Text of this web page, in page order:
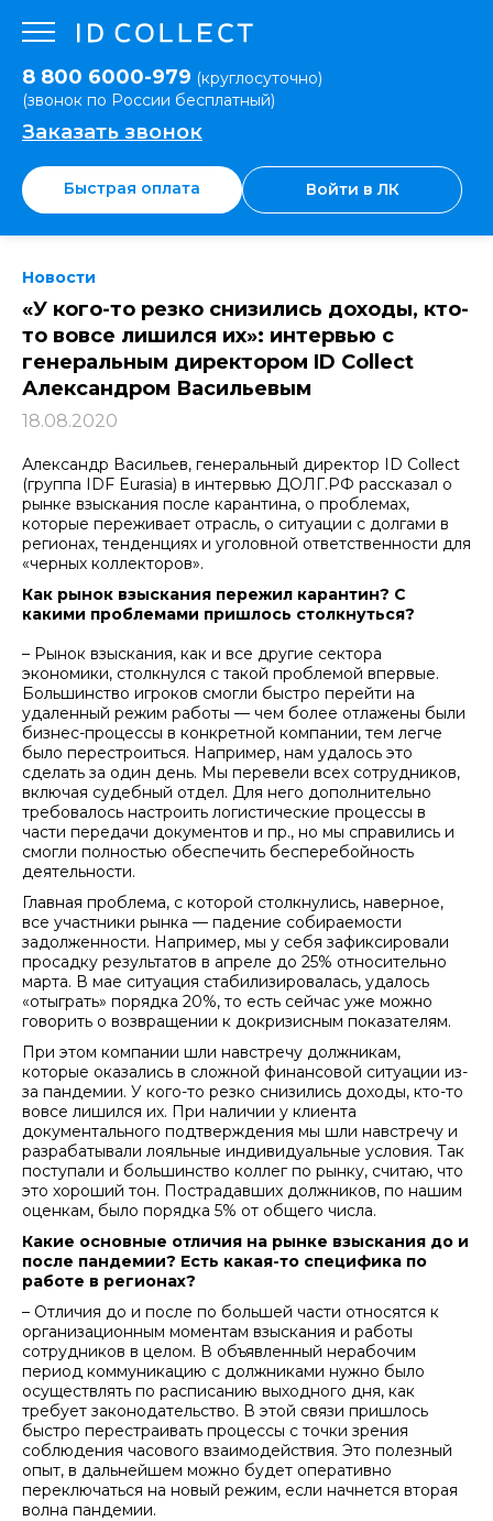
8 800 6000-979 (круглосуточно)
(звонок по России бесплатный)
Заказать звонок
Быстрая оплата Войти в ЛК
Новости
«У кого-то резко снизились доходы, кто-
то вовсе лишился их»: интервью с
генеральным директором ID Collect
Александром Васильевым
18.08.2020
Александр Васильев, генеральный директор ID Collect
(группа IDF Eurasia) в интервью ДОЛГ.РФ рассказал о
рынке взыскания после карантина, о проблемах,
которые переживает отрасль, о ситуации с долгами в
регионах, тенденциях и уголовной ответственности для
«черных коллекторов».
Как рынок взыскания пережил карантин? С
какими проблемами пришлось столкнуться?
– Рынок взыскания, как и все другие сектора
экономики, столкнулся с такой проблемой впервые.
Большинство игроков смогли быстро перейти на
удаленный режим работы — чем более отлажены были
бизнес-процессы в конкретной компании, тем легче
было перестроиться. Например, нам удалось это
сделать за один день. Мы перевели всех сотрудников,
включая судебный отдел. Для него дополнительно
требовалось настроить логистические процессы в
части передачи документов и пр., но мы справились и
смогли полностью обеспечить бесперебойность
деятельности.
Главная проблема, с которой столкнулись, наверное,
все участники рынка — падение собираемости
задолженности. Например, мы у себя зафиксировали
просадку результатов в апреле до 25% относительно
марта. В мае ситуация стабилизировалась, удалось
«отыграть» порядка 20%, то есть сейчас уже можно
говорить о возвращении к докризисным показателям.
При этом компании шли навстречу должникам,
которые оказались в сложной финансовой ситуации из-
за пандемии. У кого-то резко снизились доходы, кто-то
вовсе лишился их. При наличии у клиента
документального подтверждения мы шли навстречу и
разрабатывали лояльные индивидуальные условия. Так
поступали и большинство коллег по рынку, считаю, что
это хороший тон. Пострадавших должников, по нашим
оценкам, было порядка 5% от общего числа.
Какие основные отличия на рынке взыскания до и
после пандемии? Есть какая-то специфика по
работе в регионах?
– Отличия до и после по большей части относятся к
организационным моментам взыскания и работы
сотрудников в целом. В объявленный нерабочим
период коммуникацию с должниками нужно было
осуществлять по расписанию выходного дня, как
требует законодательство. В этой связи пришлось
быстро перестраивать процессы с точки зрения
соблюдения часового взаимодействия. Это полезный
опыт, в дальнейшем можно будет оперативно
переключаться на новый режим, если начнется вторая
волна пандемии.